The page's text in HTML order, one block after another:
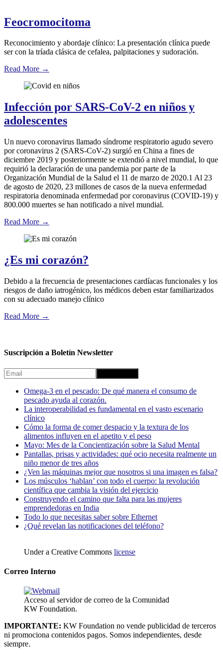
Feocromocitoma
Reconocimiento y abordaje clínico: La presentación clínica puede
ser con la tríada clásica de cefalea, palpitaciones y sudoración.
Read More →
Infección por SARS-CoV-2 en niños y
adolescentes
Un nuevo coronavirus llamado síndrome respiratorio agudo severo
por coronavirus 2 (SARS-CoV-2) surgió en China a fines de
diciembre 2019 y posteriormente se extendió a nivel mundial, lo que
requirió la declaración de una pandemia por parte de la
Organización Mundial de la Salud el 11 de marzo de 2020.1 Al 23
de agosto de 2020, 23 millones de casos de la nueva enfermedad
respiratoria denominada enfermedad por coronavirus (COVID-19) y
800.000 muertes se han notificado a nivel mundial.
Read More →
¿Es mi corazón?
Debido a la frecuencia de presentaciones cardíacas funcionales y los
riesgos de daño iatrogénico, los médicos deben estar familiarizados
con su adecuado manejo clínico
Read More →
Suscripción a Boletín Newsletter
Omega-3 en el pescado: De qué manera el consumo de
pescado ayuda al corazón.
La interoperabilidad es fundamental en el vasto escenario
clínico
Cómo la forma de comer despacio y la textura de los
alimentos influyen en el apetito y el peso
Mayo: Mes de la Concientización sobre la Salud Mental
Pantallas, prisas y actividades: qué ocio necesita realmente un
niño menor de tres años
¿Ven las máquinas mejor que nosotros si una imagen es falsa?
Los músculos ‘hablan’ con todo el cuerpo: la revolución
científica que cambia la visión del ejercicio
Construyendo el camino que falta para las mujeres
emprendedoras en India
Todo lo que necesitas saber sobre Ethernet
¿Qué revelan las notificaciones del teléfono?
Under a Creative Commons license
Correo Interno
Acceso al servidor de correo de la Comunidad
KW Foundation.
IMPORTANTE: KW Foundation no vende publicidad de terceros
ni promociona contenidos pagos. Somos independientes, desde
siempre.